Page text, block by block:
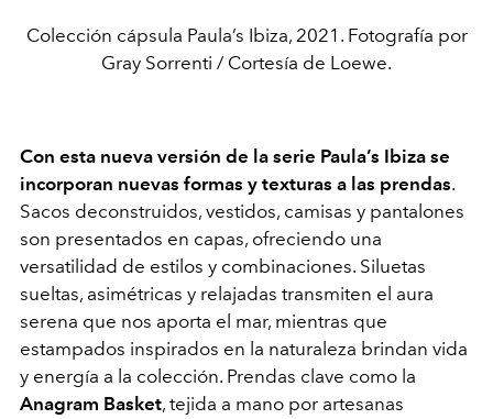
Colección cápsula Paula’s Ibiza, 2021. Fotografía por
Gray Sorrenti / Cortesía de Loewe.
Con esta nueva versión de la serie Paula’s Ibiza se
incorporan nuevas formas y texturas a las prendas.
Sacos deconstruidos, vestidos, camisas y pantalones
son presentados en capas, ofreciendo una
versatilidad de estilos y combinaciones. Siluetas
sueltas, asimétricas y relajadas transmiten el aura
serena que nos aporta el mar, mientras que
estampados inspirados en la naturaleza brindan vida
y energía a la colección. Prendas clave como la
Anagram Basket, tejida a mano por artesanas